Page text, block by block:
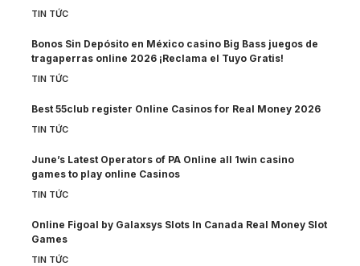
TIN TỨC
Bonos Sin Depósito en México casino Big Bass juegos de
tragaperras online 2026 ¡Reclama el Tuyo Gratis!
TIN TỨC
Best 55club register Online Casinos for Real Money 2026
TIN TỨC
June’s Latest Operators of PA Online all 1win casino
games to play online Casinos
TIN TỨC
Online Figoal by Galaxsys Slots In Canada Real Money Slot
Games
TIN TỨC